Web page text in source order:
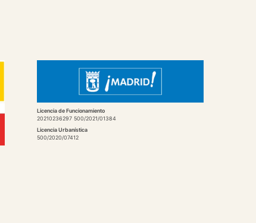
Licencia de Funcionamiento
20210236297 500/2021/01384
Licencia Urbanística
500/2020/07412